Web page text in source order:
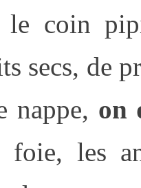
coin
secs, de
nappe, on
foie, les